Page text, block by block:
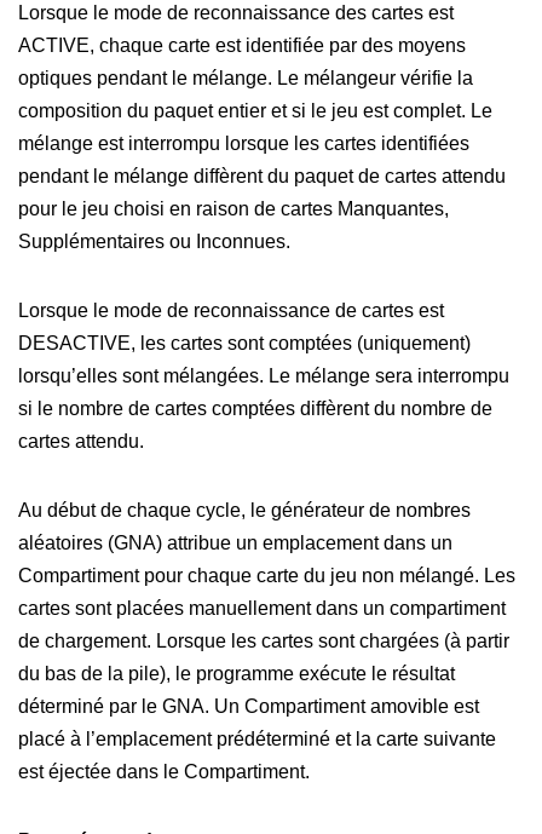
Lorsque le mode de reconnaissance des cartes est
ACTIVE, chaque carte est identifiée par des moyens
optiques pendant le mélange. Le mélangeur vérifie la
composition du paquet entier et si le jeu est complet. Le
mélange est interrompu lorsque les cartes identifiées
pendant le mélange diffèrent du paquet de cartes attendu
pour le jeu choisi en raison de cartes Manquantes,
Supplémentaires ou Inconnues.
Lorsque le mode de reconnaissance de cartes est
DESACTIVE, les cartes sont comptées (uniquement)
lorsqu’elles sont mélangées. Le mélange sera interrompu
si le nombre de cartes comptées diffèrent du nombre de
cartes attendu.
Au début de chaque cycle, le générateur de nombres
aléatoires (GNA) attribue un emplacement dans un
Compartiment pour chaque carte du jeu non mélangé. Les
cartes sont placées manuellement dans un compartiment
de chargement. Lorsque les cartes sont chargées (à partir
du bas de la pile), le programme exécute le résultat
déterminé par le GNA. Un Compartiment amovible est
placé à l’emplacement prédéterminé et la carte suivante
est éjectée dans le Compartiment.